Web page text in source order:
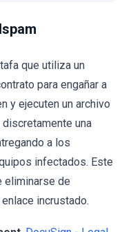
que utiliza un
para engañar a
y ejecuten un archivo
una
a los
infectados. Este
eliminarse de
incrustado.